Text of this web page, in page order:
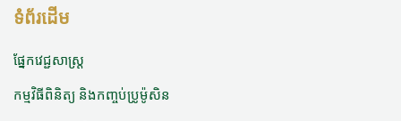
ទំព័រដើម
ផ្នែកវេជ្ជសាស្ត្រ
កម្មវិធីពិនិត្យ និងកញ្ចប់ប្រូម៉ូសិន